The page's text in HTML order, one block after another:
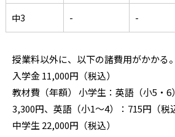
中3 - -
授業料以外に、以下の諸費用がかかる。
入学金 11,000円（税込）
教材費（年額） 小学生：英語（小5・
3,300円、英語（小1～4）：715円（税
中学生 22,000円（税込）